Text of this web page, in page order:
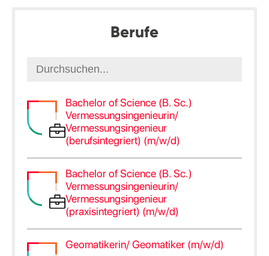
Berufe
Bachelor of Science (B. Sc.)
Vermessungsingenieurin/
Vermessungsingenieur
(berufsintegriert) (m/w/d)
Bachelor of Science (B. Sc.)
Vermessungsingenieurin/
Vermessungsingenieur
(praxisintegriert) (m/w/d)
Geomatikerin/ Geomatiker (m/w/d)